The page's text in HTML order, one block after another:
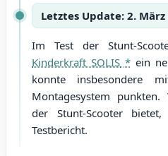
Letztes Update: 2. März
Im Test der Stunt-
Kinderkraft SOLIS
ein
konnte insbesondere
Montagesystem
der Stunt-Scooter
Testbericht.